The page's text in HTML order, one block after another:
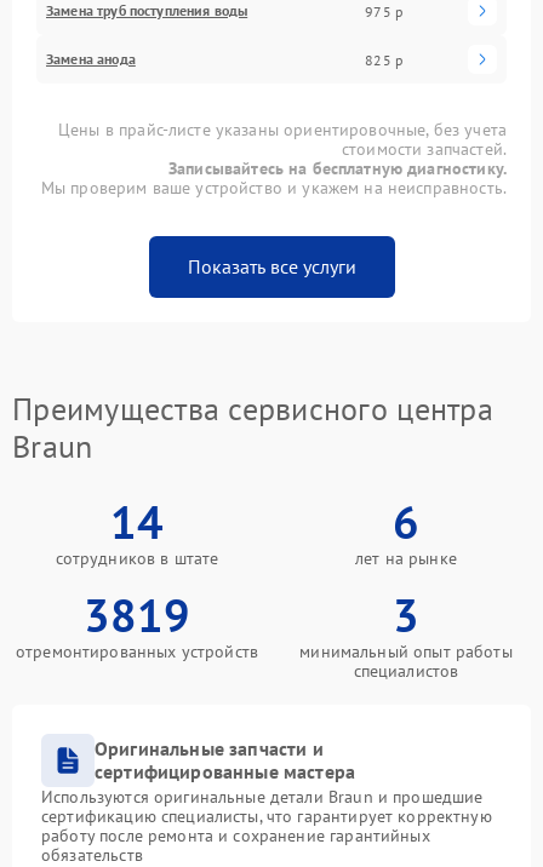
Замена труб поступления воды 975 р
Замена анода 825 р
Цены в прайс-листе указаны ориентировочные, без учета
стоимости запчастей.
Записывайтесь на бесплатную диагностику.
Мы проверим ваше устройство и укажем на неисправность.
Показать все услуги
Преимущества сервисного центра
Braun
14
сотрудников в штате
6
лет на рынке
3819
отремонтированных устройств
3
минимальный опыт работы
специалистов
Оригинальные запчасти и
сертифицированные мастера
Используются оригинальные детали Braun и прошедшие
сертификацию специалисты, что гарантирует корректную
работу после ремонта и сохранение гарантийных
обязательств